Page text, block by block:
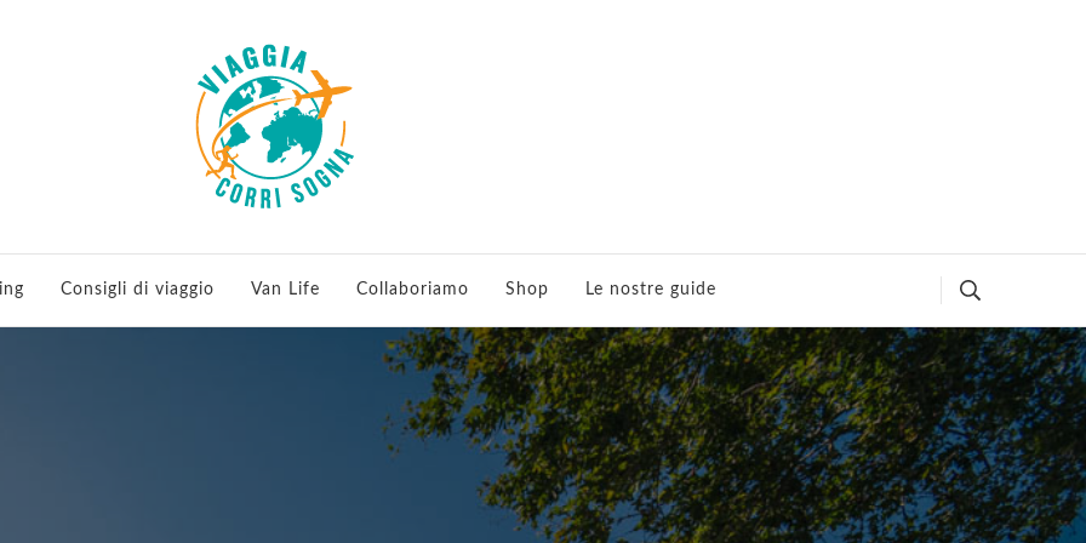
e running
Consigli di viaggio Van Life Collaboriamo Shop Le nostre guide